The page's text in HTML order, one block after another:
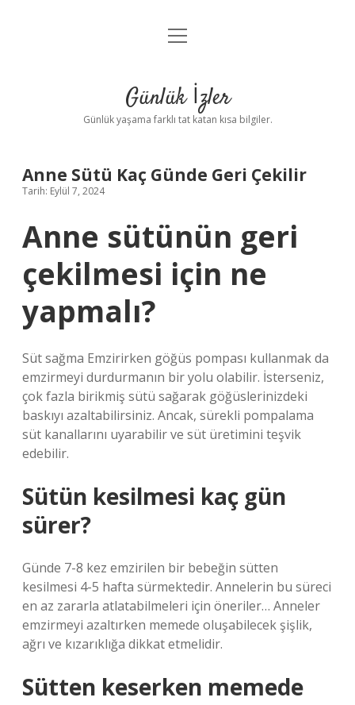
Anasayfa
Yasal Uyarı
menüyü
Günlük İzler
Günlük yaşama farklı tat katan kısa bilgiler.
Anne Sütü Kaç Günde Geri Çekilir
Tarih: Eylül 7, 2024
Anne sütünün geri
çekilmesi için ne
yapmalı?
Süt sağma Emzirirken göğüs pompası kullanmak da
emzirmeyi durdurmanın bir yolu olabilir. İsterseniz,
çok fazla birikmiş sütü sağarak göğüslerinizdeki
baskıyı azaltabilirsiniz. Ancak, sürekli pompalama
süt kanallarını uyarabilir ve süt üretimini teşvik
edebilir.
Sütün kesilmesi kaç gün
sürer?
Günde 7-8 kez emzirilen bir bebeğin sütten
kesilmesi 4-5 hafta sürmektedir. Annelerin bu süreci
en az zararla atlatabilmeleri için öneriler… Anneler
emzirmeyi azaltırken memede oluşabilecek şişlik,
ağrı ve kızarıklığa dikkat etmelidir.
Sütten keserken memede